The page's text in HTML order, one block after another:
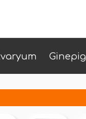
Ginepig